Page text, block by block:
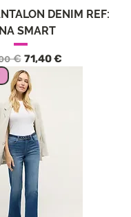
DENIM REF:
SMART
цена
€ Цена со скидкой
71,40 €